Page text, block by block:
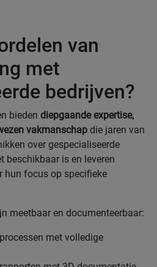
van
met
bedrijven?
bieden diepgaande expertise,
vakmanschap die jaren van
over gespecialiseerde
beschikbaar is en leveren
hun focus op specifieke
meetbaar en documenteerbaar:
met volledige